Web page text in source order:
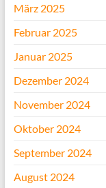
März 2025
Februar 2025
Januar 2025
Dezember 2024
November 2024
Oktober 2024
September 2024
August 2024